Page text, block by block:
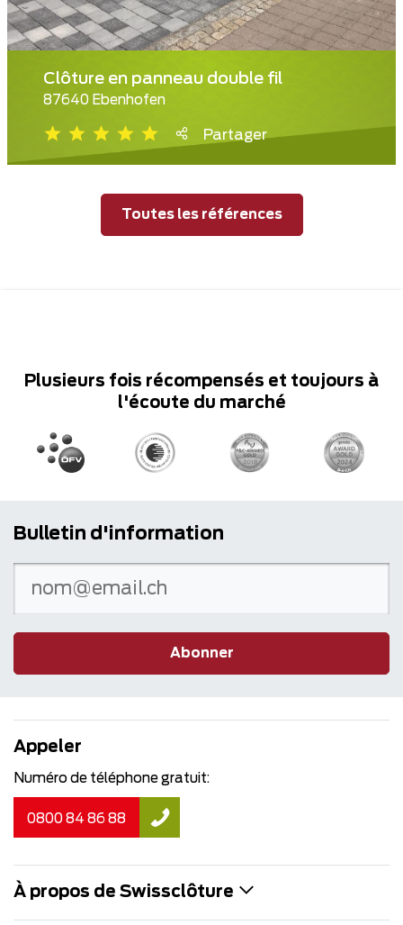
Clôture en panneau double fil
87640 Ebenhofen
Partager
Toutes les références
Plusieurs fois récompensés et toujours à
l'écoute du marché
Bulletin d'information
Abonner
Appeler
Numéro de téléphone gratuit:
0800 84 86 88
À propos de Swissclôture